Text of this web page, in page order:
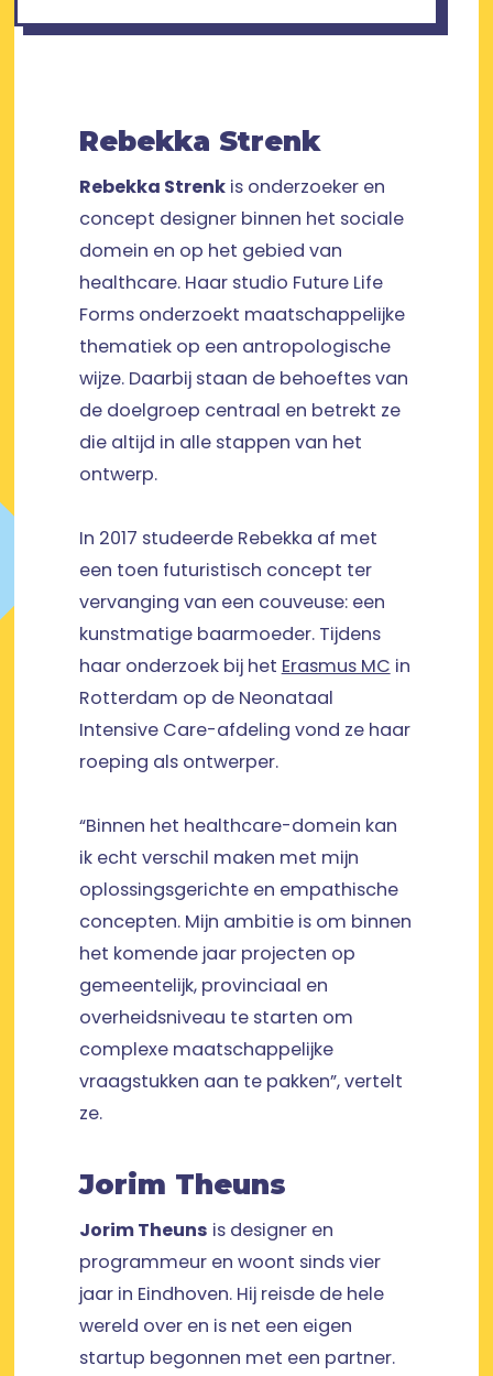
Rebekka Strenk
Rebekka Strenkis onderzoeker en
concept designer binnen het sociale
domein en op het gebied van
healthcare. Haar studio Future Life
Forms onderzoekt maatschappelijke
thematiek op een antropologische
wijze. Daarbij staan de behoeftes van
de doelgroep centraal en betrekt ze
die altijd in alle stappen van het
ontwerp.
In 2017 studeerde Rebekka af met
een toen futuristisch concept ter
vervanging van een couveuse: een
kunstmatige baarmoeder. Tijdens
haar onderzoek bij het Erasmus MC in
Rotterdam op de Neonataal
Intensive Care-afdeling vond ze haar
roeping als ontwerper.
“Binnen het healthcare-domein kan
ik echt verschil maken met mijn
oplossingsgerichte en empathische
concepten. Mijn ambitie is om binnen
het komende jaar projecten op
gemeentelijk, provinciaal en
overheidsniveau te starten om
complexe maatschappelijke
vraagstukken aan te pakken”, vertelt
ze.
Jorim Theuns
Jorim Theuns is designer en
programmeur en woont sinds vier
jaar in Eindhoven. Hij reisde de hele
wereld over en is net een eigen
startup begonnen met een partner.